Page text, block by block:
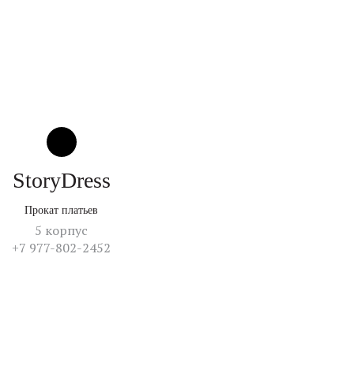
StoryDress
Прокат платьев
5 корпус
+7 977-802-2452